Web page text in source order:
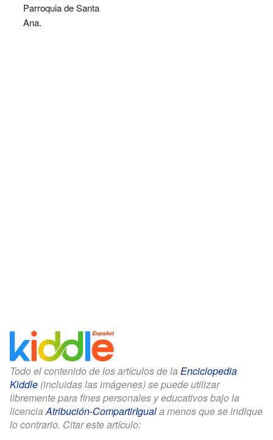
Parroquia de Santa
Ana.
Todo el contenido de los artículos de la Enciclopedia
Kiddle (incluidas las imágenes) se puede utilizar
libremente para fines personales y educativos bajo la
licenciaAtribución-CompartirIguala menos que se indique
lo contrario. Citar este artículo: